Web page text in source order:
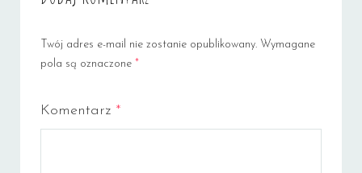
Twój adres e-mail nie zostanie opublikowany. Wymagane
pola są oznaczone *
Komentarz *